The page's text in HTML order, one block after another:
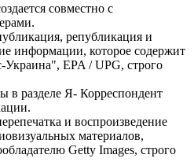
совместно с
републикация и
информации, которое содержит
EPA / UPG, строго
в разделе Я- Корреспондент
и воспроизведение
материалов,
Getty Images, строго